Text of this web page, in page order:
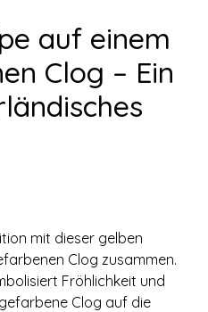
auf einem
Clog – Ein
mit dieser gelben
Clog zusammen.
Fröhlichkeit und
Clog auf die